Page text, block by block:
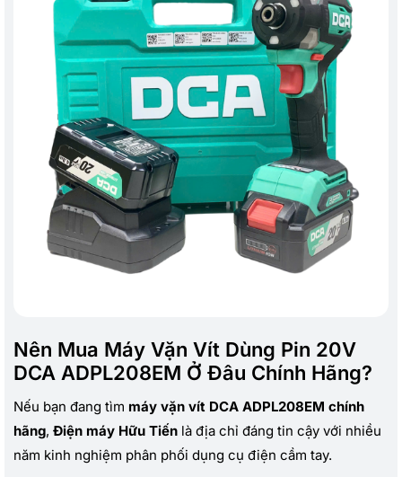
Nên Mua Máy Vặn Vít Dùng Pin 20V
DCA ADPL208EM Ở Đâu Chính Hãng?
Nếu bạn đang tìm máy vặn vít DCA ADPL208EM chính
hãng, Điện máy Hữu Tiến là địa chỉ đáng tin cậy với nhiều
năm kinh nghiệm phân phối dụng cụ điện cầm tay.